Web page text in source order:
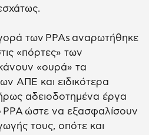
των PPAs αναρωτήθηκε
«πόρτες» των
«ουρά» τα
ΑΠΕ και ειδικότερα
αδειοδοτημένα έργα
ώστε να εξασφαλίσουν
τους, οπότε και